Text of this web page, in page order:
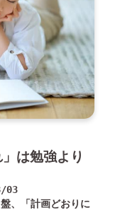
は勉強より
03
、「計画どおりに